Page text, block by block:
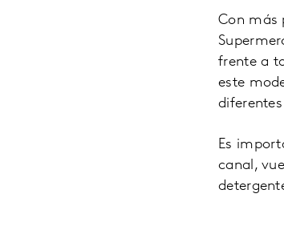
Con más
frente a
este
Es
canal,